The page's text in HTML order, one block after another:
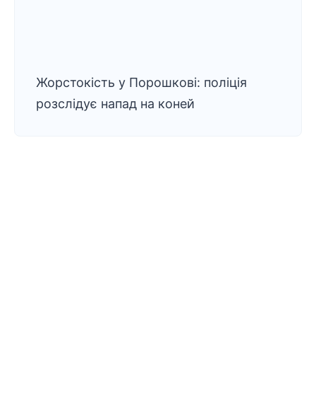
Жорстокість у Порошкові: поліція
розслідує напад на коней